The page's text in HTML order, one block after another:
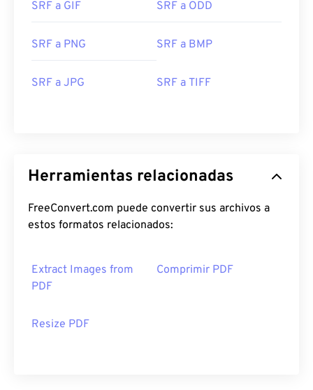
SRF a GIF SRF a ODD
SRF a PNG SRF a BMP
SRF a JPG SRF a TIFF
Herramientas relacionadas
FreeConvert.com puede convertir sus archivos a
estos formatos relacionados:
Extract Images from
PDF
Comprimir PDF
Resize PDF